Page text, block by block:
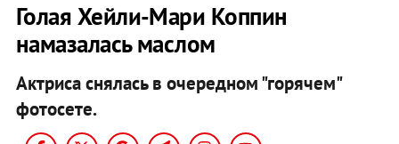
Голая Хейли-Мари Коппин
намазалась маслом
Актриса снялась в очередном "горячем"
фотосете.